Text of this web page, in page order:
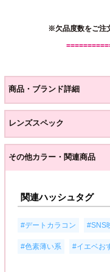
※欠品度数をご注
商品・ブランド詳細
レンズスペック
その他カラー・関連商品
関連ハッシュタグ
#デートカラコン #SNS
#色素薄い系 #イエベお